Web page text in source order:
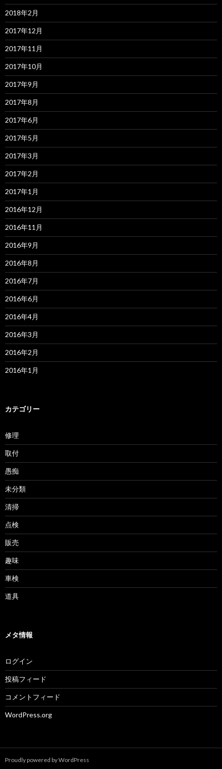
2018年2月
2017年12月
2017年11月
2017年10月
2017年9月
2017年8月
2017年6月
2017年5月
2017年3月
2017年2月
2017年1月
2016年12月
2016年11月
2016年9月
2016年8月
2016年7月
2016年6月
2016年4月
2016年3月
2016年2月
2016年1月
カテゴリー
修理
取付
愚痴
未分類
清掃
点検
販売
趣味
車検
道具
メタ情報
ログイン
投稿フィード
コメントフィード
WordPress.org
Proudly powered by WordPress